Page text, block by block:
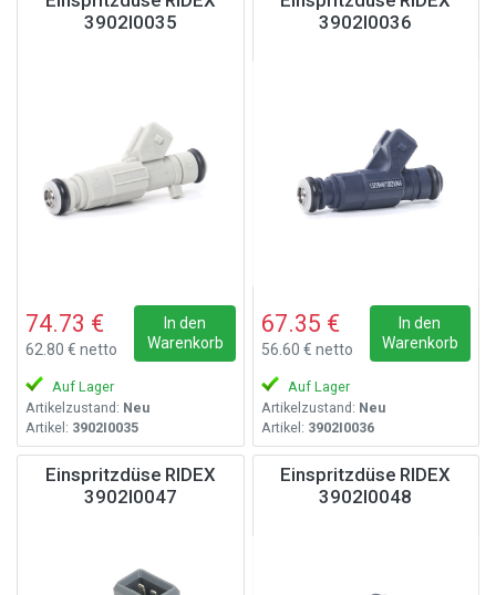
3902I0035
74.73 €
62.80 € netto
In den
Warenkorb
Auf Lager
Artikelzustand: Neu
Artikel: 3902I0035
3902I0036
67.35 €
56.60 € netto
In den
Warenkorb
Auf Lager
Artikelzustand: Neu
Artikel: 3902I0036
Einspritzdüse RIDEX
3902I0047
Einspritzdüse RIDEX
3902I0048